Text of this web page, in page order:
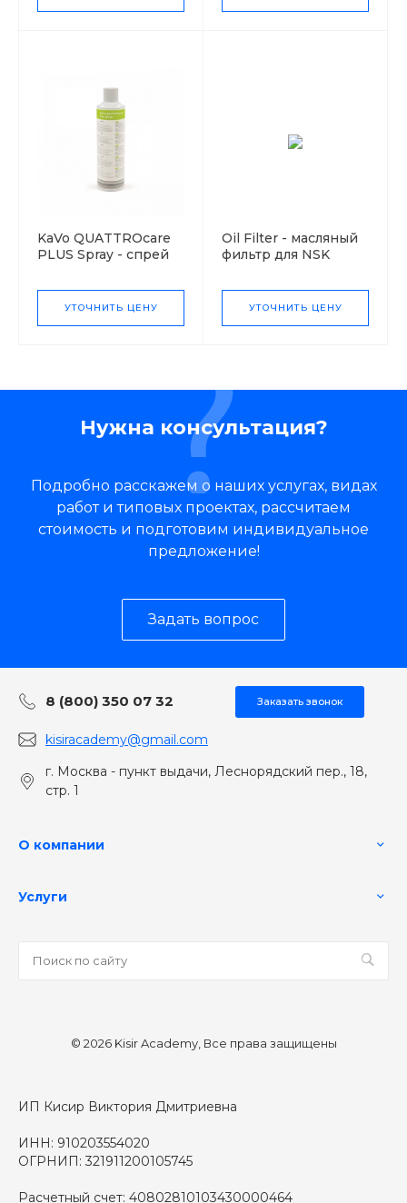
KaVo QUATTROcare
PLUS Spray - спрей
автоматизированного
ухода за
УТОЧНИТЬ ЦЕНУ
Oil Filter - масляный
фильтр для NSK
шт. в комплекте)
УТОЧНИТЬ ЦЕНУ
Нужна консультация?
Подробно расскажем о наших услугах, видах
работ и типовых проектах, рассчитаем
стоимость и подготовим индивидуальное
предложение!
Задать вопрос
8 (800) 350 07 32 Заказать звонок
kisiracademy@gmail.com
г. Москва - пункт выдачи, Леснорядский пер., 18,
стр. 1
О компании
Услуги
© 2026 Kisir Academy, Все права защищены
ИП Кисир Виктория Дмитриевна
ИНН: 910203554020
ОГРНИП: 321911200105745
Расчетный счет: 40802810103430000464